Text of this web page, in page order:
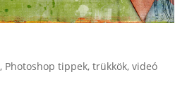
, Photoshop tippek, trükkök, videó